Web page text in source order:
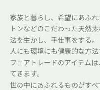
家族と暮らし、希望にあふ
トンなどのこだわった天然
法を生かし、手仕事をする。
人にも環境にも健康的な方法
フェアトレードのアイテム
てきます。
世の中にあふれるものがすべ